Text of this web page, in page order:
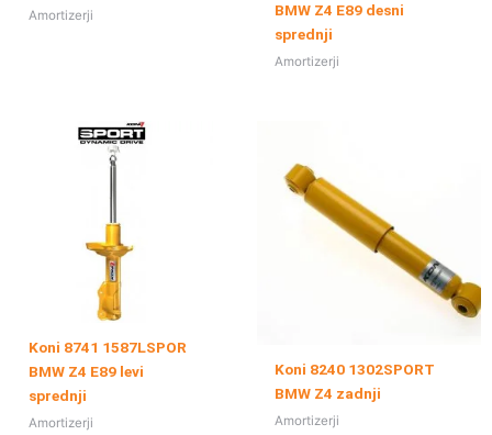
Amortizerji
BMW Z4 E89 desni
sprednji
Amortizerji
Koni 8741 1587LSPOR
BMW Z4 E89 levi
sprednji
Amortizerji
Koni 8240 1302SPORT
BMW Z4 zadnji
Amortizerji